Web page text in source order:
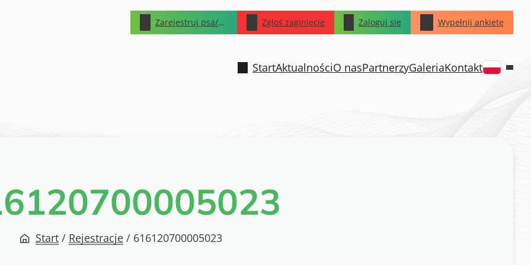
Zarejestruj psa/kota Zgłoś zaginięcie Zaloguj się Wypełnij ankietę
StartAktualnościO nasPartnerzyGaleriaKontakt
Start / Rejestracje / 616120700005023